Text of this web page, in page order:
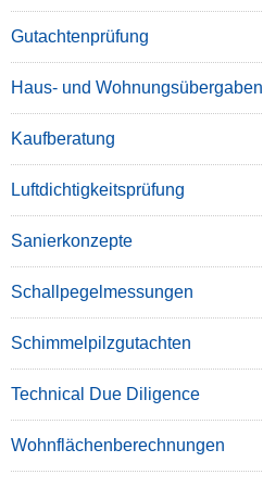
Gutachtenprüfung
Haus- und Wohnungsübergaben
Kaufberatung
Luftdichtigkeitsprüfung
Sanierkonzepte
Schallpegelmessungen
Schimmelpilzgutachten
Technical Due Diligence
Wohnflächenberechnungen